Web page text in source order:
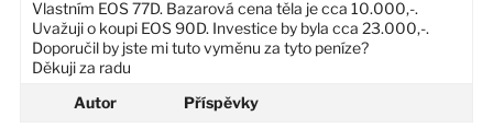
Vlastním EOS 77D. Bazarová cena těla je cca 10.000,-.
Uvažuji o koupi EOS 90D. Investice by byla cca 23.000,-.
Doporučil by jste mi tuto vyměnu za tyto peníze?
Děkuji za radu
Autor
Příspěvky